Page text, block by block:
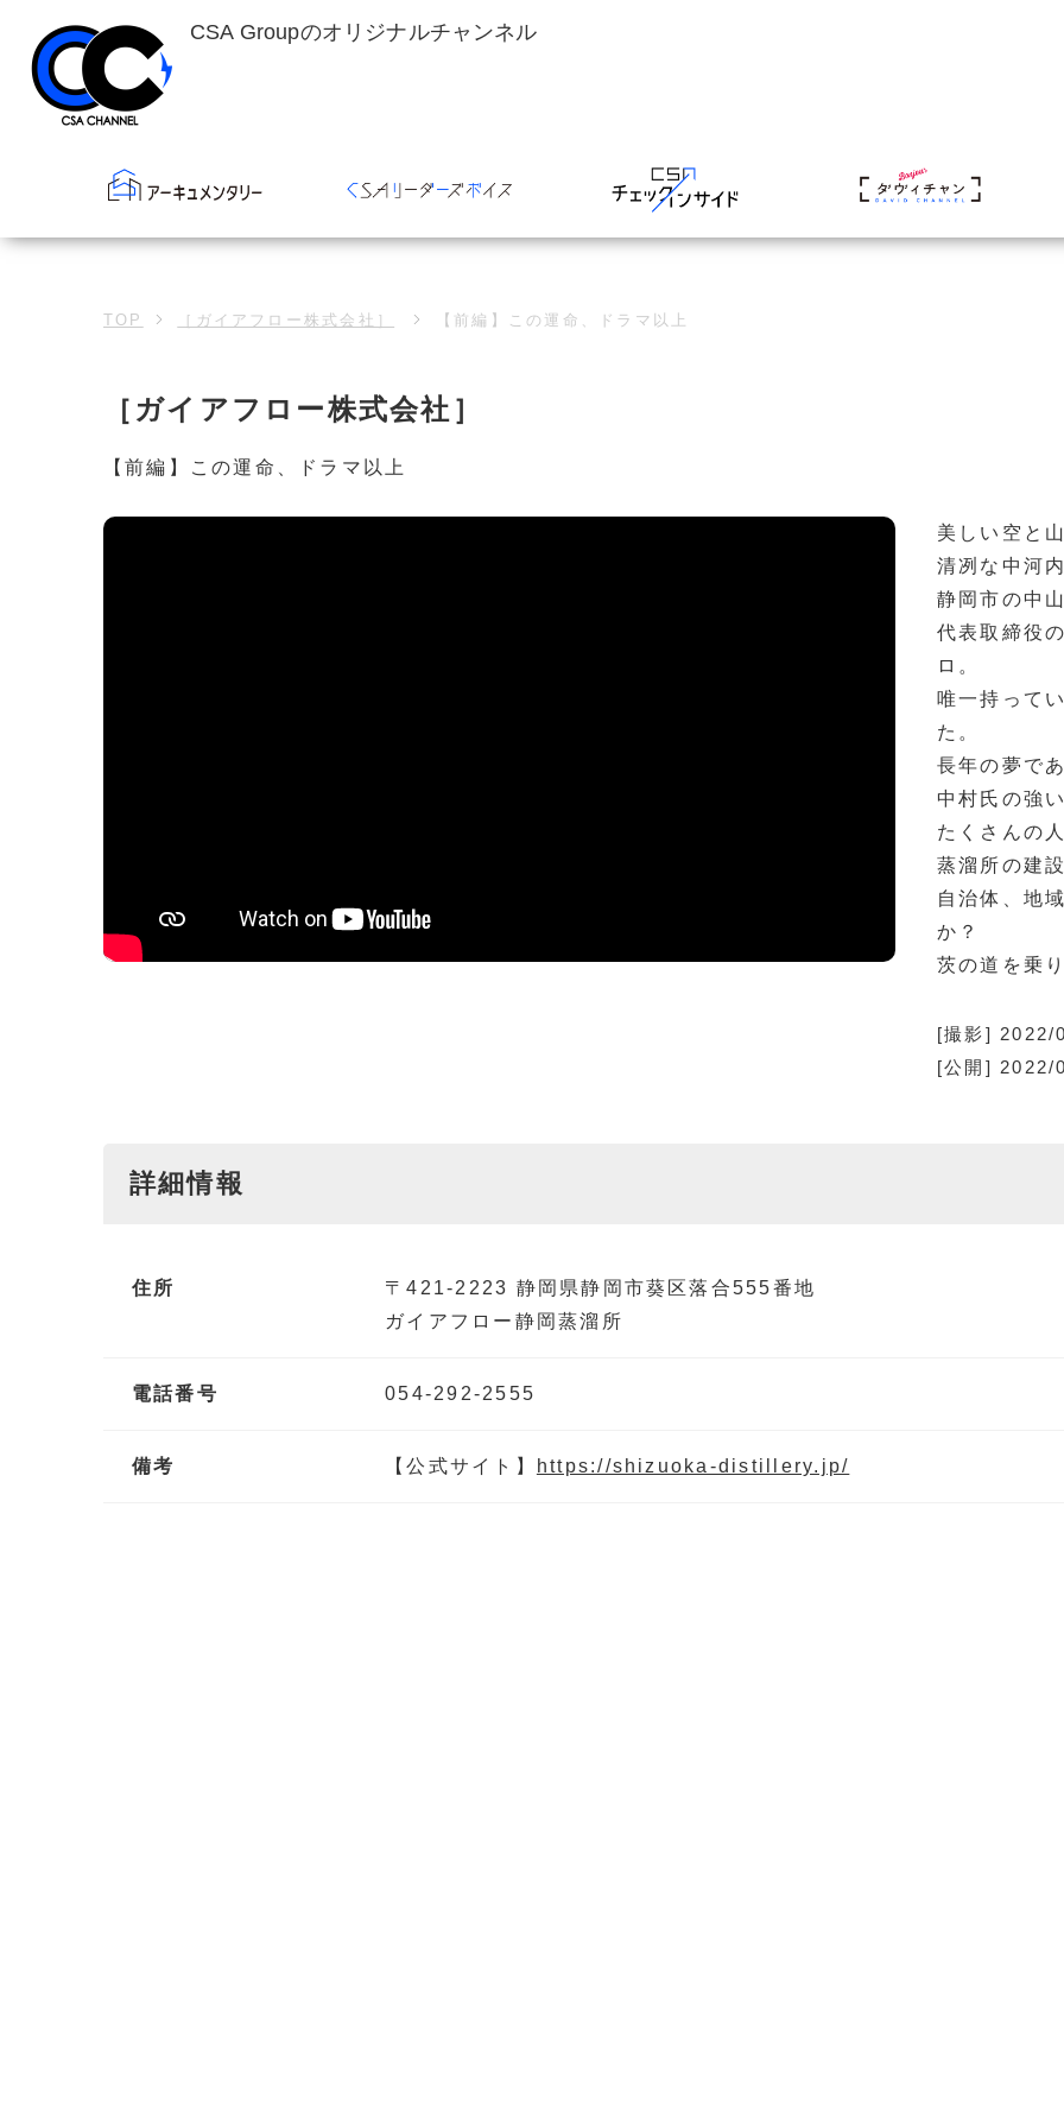
CSA Groupのオリジナルチャンネル
TOP ［ガイアフロー株式会社］ 【前編】この運命、ドラマ以上
［ガイアフロー株式会社］
【前編】この運命、ドラマ以上
美しい空と
清冽な中河
静岡市の中
代表取締役
ロ。
唯一持って
た。
長年の夢で
中村氏の強
たくさんの
蒸溜所の建
自治体、地
か？
茨の道を乗
[撮影] 2022/
[公開] 2022/
詳細情報
住所
〒421-2223 静岡県静岡市葵区落合555番地
ガイアフロー静岡蒸溜所
電話番号 054-292-2555
備考 【公式サイト】 https://shizuoka-distillery.jp/